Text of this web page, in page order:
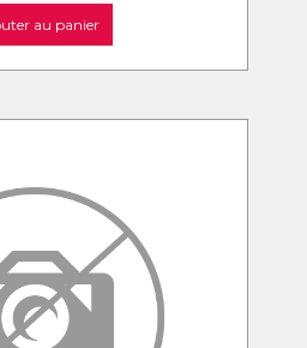
au panier